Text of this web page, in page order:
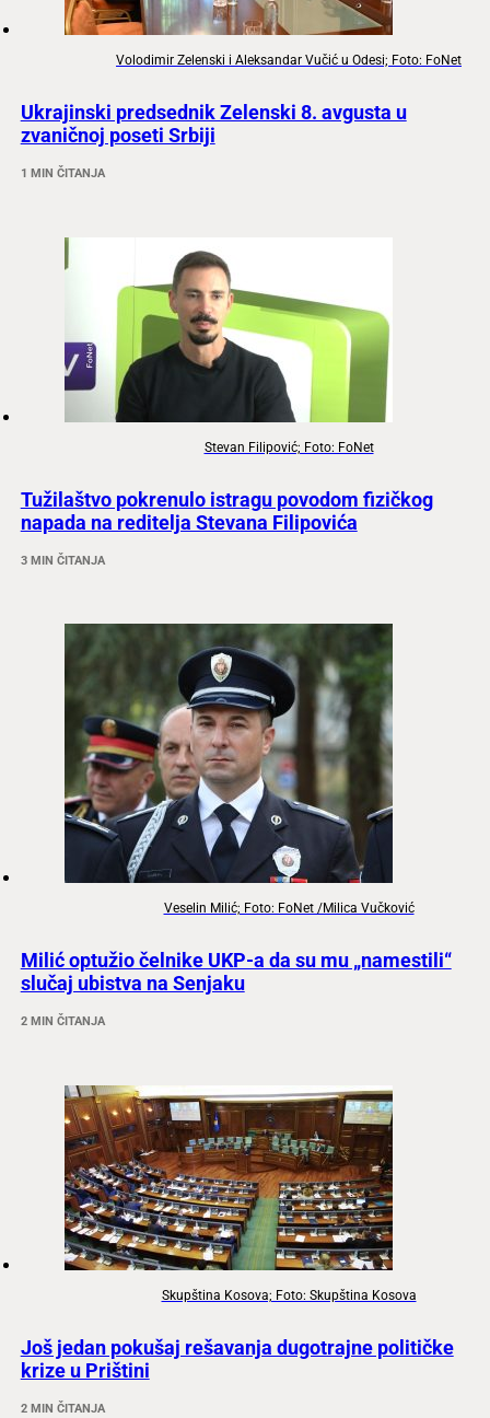
Volodimir Zelenski i Aleksandar Vučić u Odesi; Foto: FoNet
Ukrajinski predsednik Zelenski 8. avgusta u
zvaničnoj poseti Srbiji
1 MIN ČITANJA
Stevan Filipović; Foto: FoNet
Tužilaštvo pokrenulo istragu povodom fizičkog
napada na reditelja Stevana Filipovića
3 MIN ČITANJA
Veselin Milić; Foto: FoNet /Milica Vučković
Milić optužio čelnike UKP-a da su mu „namestili“
slučaj ubistva na Senjaku
2 MIN ČITANJA
Skupština Kosova; Foto: Skupština Kosova
Još jedan pokušaj rešavanja dugotrajne političke
krize u Prištini
2 MIN ČITANJA